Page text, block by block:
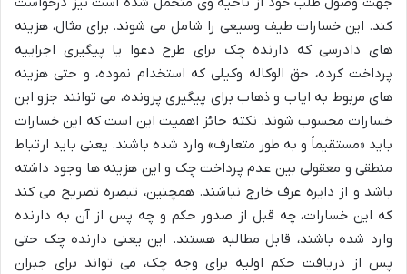
کند. این خسارات طیف وسیعی را شامل می شوند. برای مثال، هزینه
های دادرسی که دارنده چک برای طرح دعوا یا پیگیری اجراییه
پرداخت کرده، حق الوکاله وکیلی که استخدام نموده، و حتی هزینه
های مربوط به ایاب و ذهاب برای پیگیری پرونده، می توانند جزو این
خسارات محسوب شوند. نکته حائز اهمیت این است که این خسارات
باید «مستقیماً و به طور متعارف» وارد شده باشند. یعنی باید ارتباط
منطقی و معقولی بین عدم پرداخت چک و این هزینه ها وجود داشته
باشد و از دایره عرف خارج نباشند. همچنین، تبصره تصریح می کند
که این خسارات، چه قبل از صدور حکم و چه پس از آن به دارنده
وارد شده باشند، قابل مطالبه هستند. این یعنی دارنده چک حتی
پس از دریافت حکم اولیه برای وجه چک، می تواند برای جبران